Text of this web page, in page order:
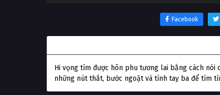
Facebook
Hi vọng tìm được hôn phu tương lai bằng cách
những nút thắt, bước ngoặt và tình tay ba để tìm